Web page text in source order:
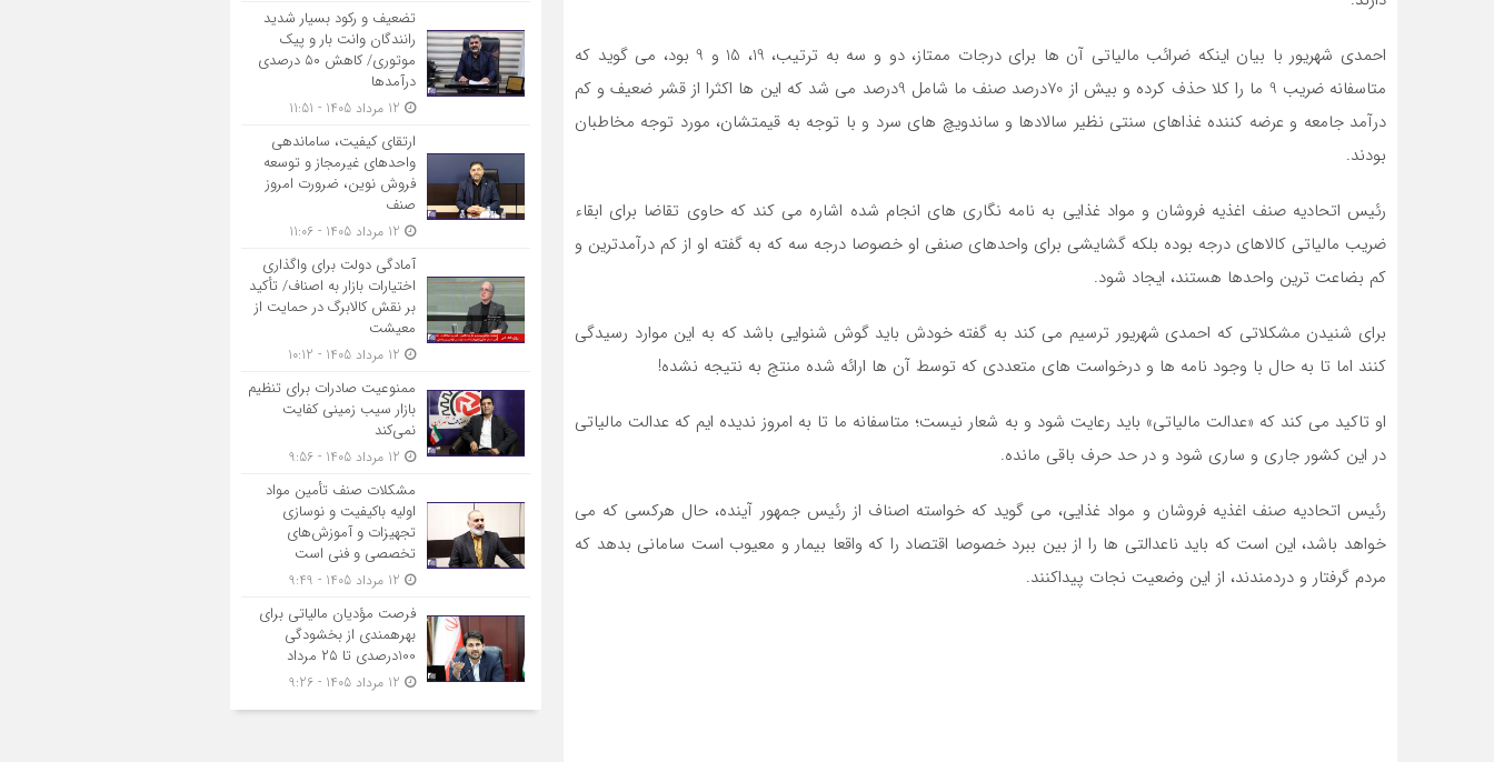
احمدی شهریور با بیان اینکه ضرائب مالیاتی آن ها برای درجات ممتاز، دو و سه به ترتیب، 19، 15 و 9 بود، می گوید که
متاسفانه ضریب 9 ما را کلا حذف کرده و بیش از 70درصد صنف ما شامل 9درصد می شد که این ها اکثرا از قشر ضعیف و کم
درآمد جامعه و عرضه کننده غذاهای سنتی نظیر سالادها و ساندویچ های سرد و با توجه به قیمتشان، مورد توجه مخاطبان
بودند.
رئیس اتحادیه صنف اغذیه فروشان و مواد غذایی به نامه نگاری های انجام شده اشاره می کند که حاوی تقاضا برای ابقاء
ضریب مالیاتی کالاهای درجه بوده بلکه گشایشی برای واحدهای صنفی او خصوصا درجه سه که به گفته او از کم درآمدترین و
کم بضاعت ترین واحدها هستند، ایجاد شود.
برای شنیدن مشکلاتی که احمدی شهریور ترسیم می کند به گفته خودش باید گوش شنوایی باشد که به این موارد رسیدگی
کنند اما تا به حال با وجود نامه ها و درخواست های متعددی که توسط آن ها ارائه شده منتج به نتیجه نشده!
او تاکید می کند که «عدالت مالیاتی» باید رعایت شود و به شعار نیست؛ متاسفانه ما تا به امروز ندیده ایم که عدالت مالیاتی
در این کشور جاری و ساری شود و در حد حرف باقی مانده.
رئیس اتحادیه صنف اغذیه فروشان و مواد غذایی، می گوید که خواسته اصناف از رئیس جمهور آینده، حال هرکسی که می
خواهد باشد، این است که باید ناعدالتی ها را از بین ببرد خصوصا اقتصاد را که واقعا بیمار و معیوب است سامانی بدهد که
مردم گرفتار و دردمندند، از این وضعیت نجات پیداکنند.
تضعیف و رکود بسیار شدید
رانندگان وانت بار و پیک
موتوری/ کاهش ۵۰ درصدی
درآمدها
ارتقای کیفیت، ساماندهی
واحدهای غیرمجاز و توسعه
فروش نوین، ضرورت امروز
صنف
آمادگی دولت برای واگذاری
اختیارات بازار به اصناف/ تأکید
بر نقش کالابرگ در حمایت از
معیشت
ممنوعیت صادرات برای تنظیم
بازار سیب زمینی کفایت
نمی‌کند
مشکلات صنف تأمین مواد
اولیه باکیفیت و نوسازی
تجهیزات و آموزش‌های
تخصصی و فنی است
فرصت مؤدیان مالیاتی برای
بهره‎مندی از بخشودگی
100درصدی تا ۲۵ مرداد